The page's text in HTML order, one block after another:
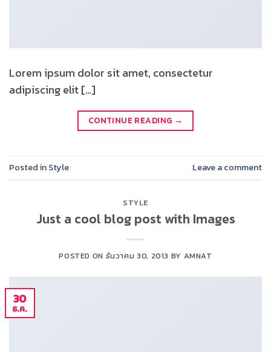
Lorem ipsum dolor sit amet, consectetur
adipiscing elit […]
CONTINUE READING →
Posted inStyle Leave a comment
STYLE
Just a cool blog post with Images
POSTED ON ธันวาคม 30, 2013 BY AMNAT
30
ธ.ค.